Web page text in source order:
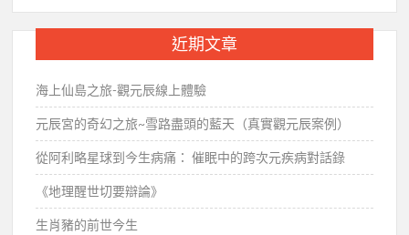
關
字:
近期文章
海上仙島之旅-觀元辰線上體驗
元辰宮的奇幻之旅~雪路盡頭的藍天（真實觀元辰案例）
從阿利略星球到今生病痛： 催眠中的跨次元疾病對話錄
《地理醒世切要辯論》
生肖豬的前世今生